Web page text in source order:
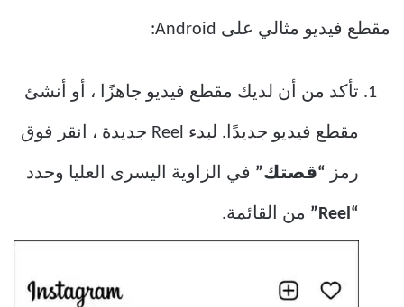
مقطع فيديو مثالي على Android:
تأكد من أن لديك مقطع فيديو جاهزًا ، أو أنشئ
مقطع فيديو جديدًا. لبدء Reel جديدة ، انقر فوق
رمز “قصتك” في الزاوية اليسرى العليا وحدد
“Reel” من القائمة.